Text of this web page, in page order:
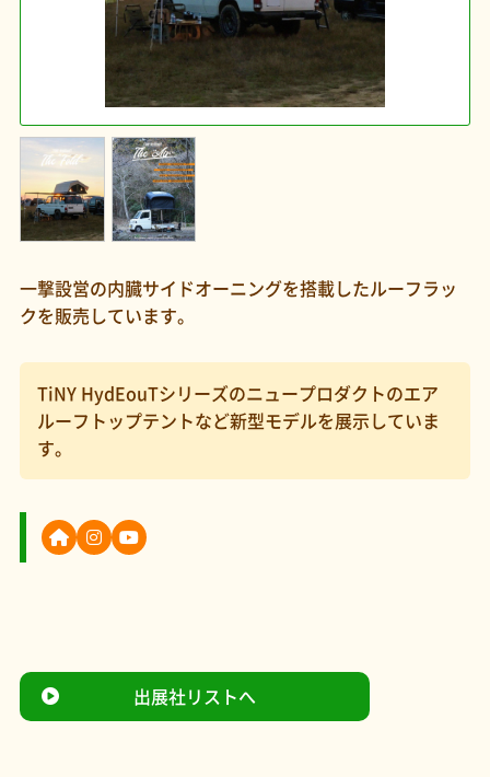
一撃設営の内臓サイドオーニングを搭載したルーフラッ
クを販売しています。
TiNY HydEouTシリーズのニュープロダクトのエア
ルーフトップテントなど新型モデルを展示していま
す。
出展社リストへ